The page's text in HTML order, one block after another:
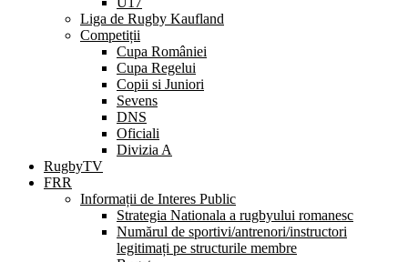
Liga de Rugby Kaufland
Competiții
Cupa României
Cupa Regelui
Copii si Juniori
Sevens
DNS
Oficiali
Divizia A
RugbyTV
FRR
Informații de Interes Public
Strategia Nationala a rugbyului romanesc
Numărul de sportivi/antrenori/instructori
legitimați pe structurile membre